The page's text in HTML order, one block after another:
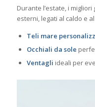
Durante l’estate, i
esterni, legati al caldo e
Teli mare
Occhiali da sole
Ventagli ideali per